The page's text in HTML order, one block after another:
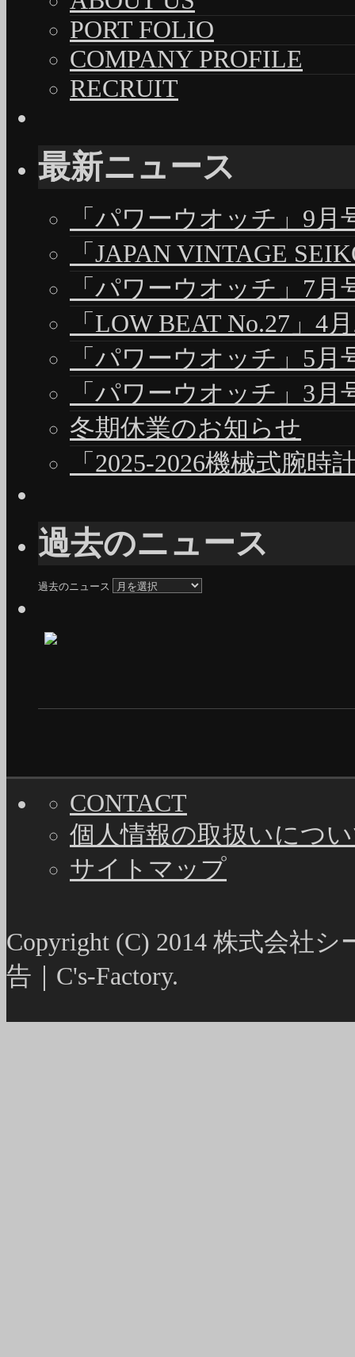
PORT FOLIO
COMPANY PROFILE
RECRUIT
最新ニュース
「パワーウオッチ」9月
「JAPAN VINTAGE
「パワーウオッチ」7月
「LOW BEAT No.27」4
「パワーウオッチ」5月
「パワーウオッチ」3月
冬期休業のお知らせ
「2025-2026機械式腕時
過去のニュース
過去のニュース
CONTACT
個人情報の取扱いにつ
サイトマップ
Copyright (C) 2014 株式会社
告｜C's-Factory.